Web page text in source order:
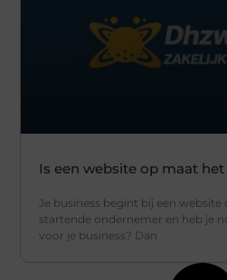
Is een website op maat
Je business begint bij een website
startende ondernemer en heb je
voor je business? Dan